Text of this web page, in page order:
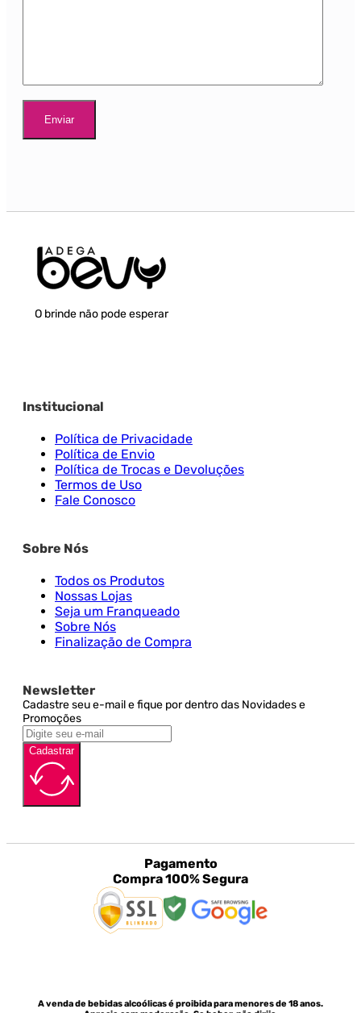
O brinde não pode esperar
Institucional
Política de Privacidade
Política de Envio
Política de Trocas e Devoluções
Termos de Uso
Fale Conosco
Sobre Nós
Todos os Produtos
Nossas Lojas
Seja um Franqueado
Sobre Nós
Finalização de Compra
Newsletter
Cadastre seu e-mail e fique por dentro das Novidades e
Promoções
Cadastrar
Pagamento
Compra 100% Segura
A venda de bebidas alcoólicas é proibida para menores de 18 anos.